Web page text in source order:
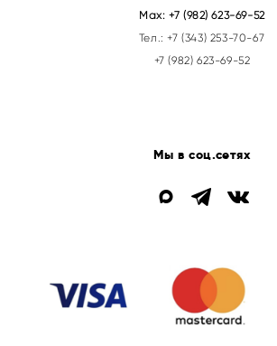
Max:+7 (982) 623-69-52
Тел.:+7 (343) 253-70-67
+7 (982) 623-69-52
Мы в соц.сетях